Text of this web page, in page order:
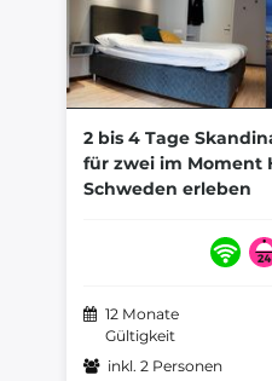
2 bis 4 Tage
für zwei im Moment
Schweden erleben
12 Monate
Gültigkeit
inkl. 2 Personen